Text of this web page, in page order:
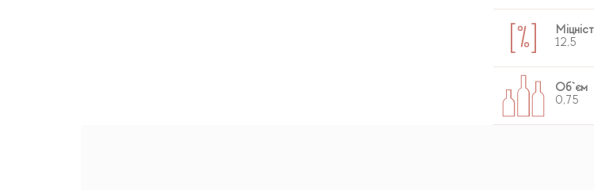
12,5
Об`єм
0,75